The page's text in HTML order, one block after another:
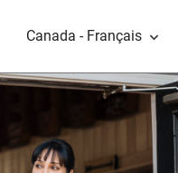
Canada - Français